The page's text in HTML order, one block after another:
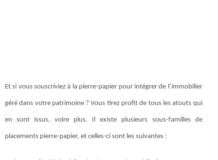
Et si vous souscriviez à la pierre-papier pour intégrer de l’immobilier
géré dans votre patrimoine ? Vous tirez profit de tous les atouts qui
en sont issus, voire plus. Il existe plusieurs sous-familles de
placements pierre-papier, et celles-ci sont les suivantes :